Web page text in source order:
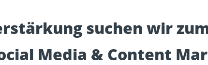
suchen wir
Media & Content